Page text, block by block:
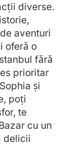
diverse.
aventuri
oferă o
fără
prioritar
și
poți
te
cu un
delicii